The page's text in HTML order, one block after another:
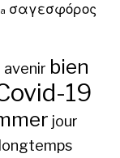
σαγεσφόρος
avenir bien
19
jour
longtemps